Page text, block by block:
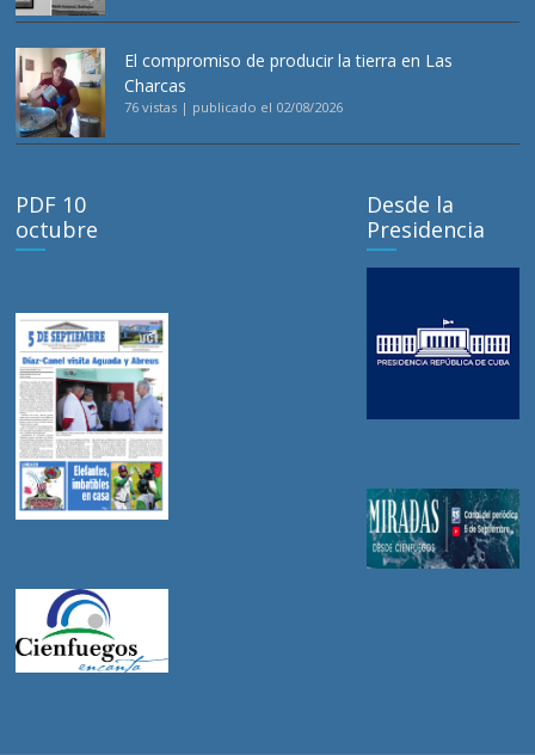
El compromiso de producir la tierra en Las
Charcas
76 vistas | publicado el 02/08/2026
PDF 10
octubre
Desde la
Presidencia